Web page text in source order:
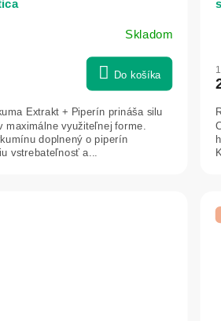
Skladom
Do košíka
Extrakt + Piperín prináša silu
maximálne využiteľnej forme.
doplnený o piperín
vstrebateľnosť a...
z
5